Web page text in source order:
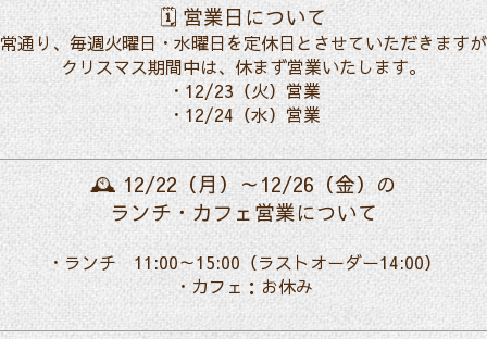
🗓️ 営業日について
通り、毎週火曜日・水曜日を定休日とさせていただきます
クリスマス期間中は、休まず営業いたします。
・12/23（火）営業
・12/24（水）営業
🕰️ 12/22（月）～12/26（金）の
ランチ・カフェ営業について
・ランチ 11:00～15:00（ラストオーダー14:00）
・カフェ：お休み